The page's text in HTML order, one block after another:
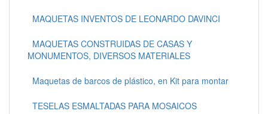
MAQUETAS INVENTOS DE LEONARDO DAVINCI
MAQUETAS CONSTRUIDAS DE CASAS Y
MONUMENTOS, DIVERSOS MATERIALES
Maquetas de barcos de plástico, en Kit para montar
TESELAS ESMALTADAS PARA MOSAICOS